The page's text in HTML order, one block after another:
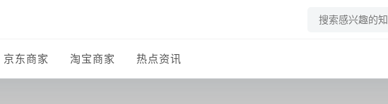
京东商家 淘宝商家 热点资讯